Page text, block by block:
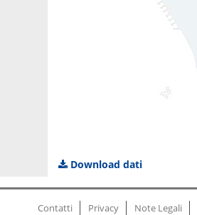
Download dati
Contatti Privacy Note Legali